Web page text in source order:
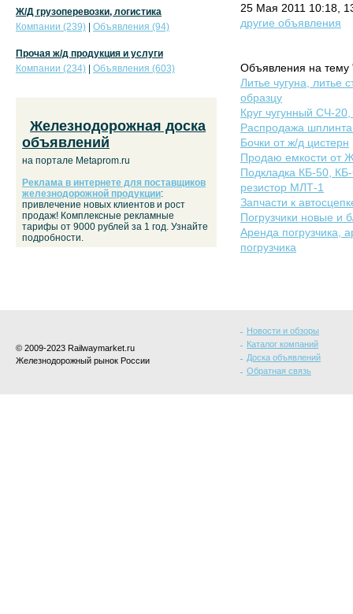
25 Мая 2011 10:18,
другие объявления
Объявления на тему
Литье чугуна, литье
образцу
Круг чугунный СЧ-20,
Распродажа
Бочки от ж/д цистерн
Продаю емкости от
Подкладка КБ-50,
резистор МЛТ-1
Запчасти к
Погрузчики новые и
Аренда погрузчика,
погрузчика
Ж/Д грузоперевозки, логистика
Компании (239)
Объявления (94)
Прочая ж/д продукция и услуги
Компании (234)
Объявления (603)
Железнодорожная доска
объявлений
на портале Metaprom.ru
Реклама в интернете для поставщиков
железнодорожной продукции:
привлечение новых клиентов и рост
продаж! Комплексные рекламные
тарифы от 9000 рублей за 1 год. Узнайте
подробности.
© 2009-2023 Railwaymarket.ru
Железнодорожный рынок России
Новости и обзоры
Каталог компаний
Доска объявлений
Обратная связь